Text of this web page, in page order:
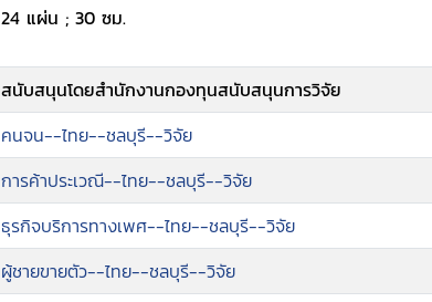
24 แผ่น ; 30 ซม.
สนับสนุนโดยสำนักงานกองทุนสนับสนุนการวิจัย
คนจน--ไทย--ชลบุรี--วิจัย
การค้าประเวณี--ไทย--ชลบุรี--วิจัย
ธุรกิจบริการทางเพศ--ไทย--ชลบุรี--วิจัย
ผู้ชายขายตัว--ไทย--ชลบุรี--วิจัย